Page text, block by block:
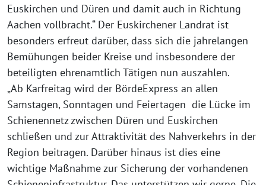
Euskirchen und Düren und damit auch in Richtung
Aachen vollbracht.“ Der Euskirchener Landrat ist
besonders erfreut darüber, dass sich die jahrelangen
Bemühungen beider Kreise und insbesondere der
beteiligten ehrenamtlich Tätigen nun auszahlen.
„Ab Karfreitag wird der BördeExpress an allen
Samstagen, Sonntagen und Feiertagen die Lücke im
Schienennetz zwischen Düren und Euskirchen
schließen und zur Attraktivität des Nahverkehrs in der
Region beitragen. Darüber hinaus ist dies eine
wichtige Maßnahme zur Sicherung der vorhandenen